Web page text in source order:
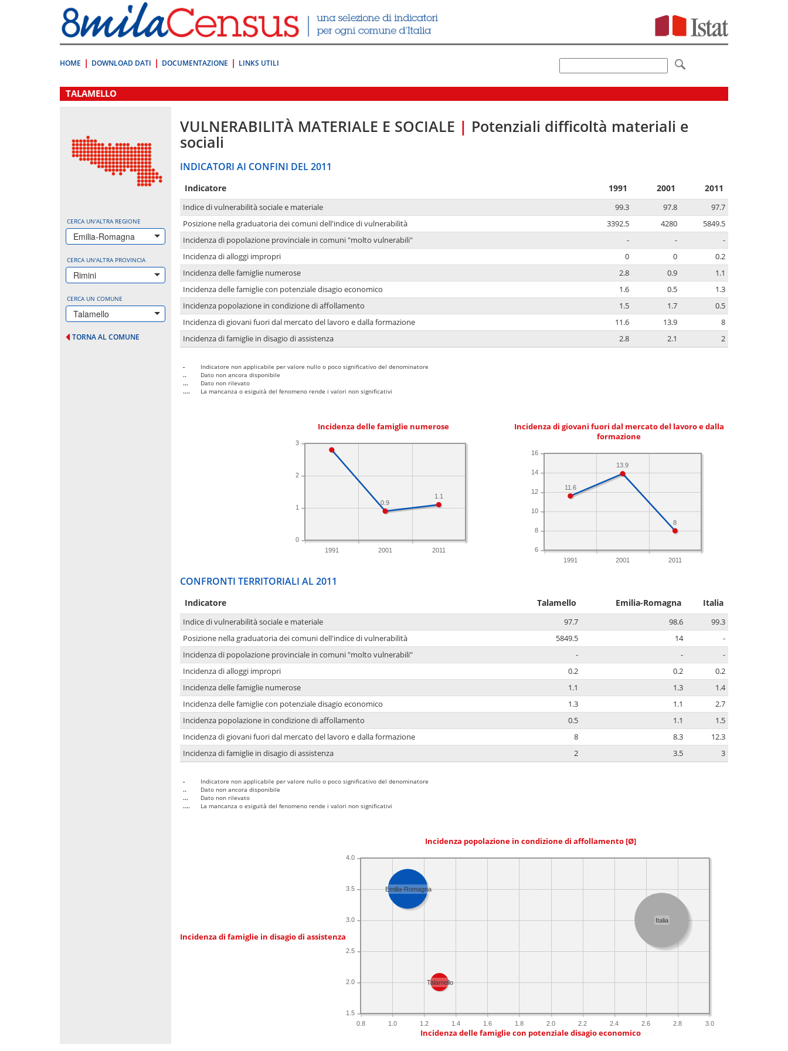
direttamente
a:
Contenuto
HOME DOWNLOAD DATI DOCUMENTAZIONE LINKS UTILI
.
TALAMELLO
CERCA UN'ALTRA REGIONE
Emilia-Romagna
CERCA UN'ALTRA PROVINCIA
Rimini
CERCA UN COMUNE
Talamello
TORNA AL COMUNE
VULNERABILITÀ MATERIALE E SOCIALE | Potenziali difficoltà materiali e
sociali
INDICATORI AI CONFINI DEL 2011
Indicatore 1991 2001 2011
Indice di vulnerabilità sociale e materiale 99.3 97.8
97.7
Posizione nella graduatoria dei comuni dell'indice di vulnerabilità
3392.5 4280
5849.5
Incidenza di popolazione provinciale in comuni "molto vulnerabili"
- -
-
Incidenza di alloggi impropri
0 0
0.2
Incidenza delle famiglie numerose
2.8 0.9
1.1
Incidenza delle famiglie con potenziale disagio economico
1.6 0.5
1.3
Incidenza popolazione in condizione di affollamento
1.5 1.7
0.5
Incidenza di giovani fuori dal mercato del lavoro e dalla formazione
11.6 13.9
8
Incidenza di famiglie in disagio di assistenza
2.8 2.1 2
-
Indicatore non applicabile per valore nullo o poco significativo del denominatore
..
Dato non ancora disponibile
...
Dato non rilevato
....
La mancanza o esiguità del fenomeno rende i valori non significativi
Incidenza delle famiglie numerose
1991 2001 2011
0
1
2
3
1.1
0.9
Incidenza di giovani fuori dal mercato del lavoro e dalla
formazione
1991 2001 2011
6
8
10
12
14
16
8
13.9
11.6
CONFRONTI TERRITORIALI AL 2011
Indicatore Talamello Emilia-Romagna Italia
Indice di vulnerabilità sociale e materiale 97.7 98.6
99.3
Posizione nella graduatoria dei comuni dell'indice di vulnerabilità
5849.5 14
-
Incidenza di popolazione provinciale in comuni "molto vulnerabili"
- -
-
Incidenza di alloggi impropri
0.2 0.2
0.2
Incidenza delle famiglie numerose
1.1 1.3
1.4
Incidenza delle famiglie con potenziale disagio economico
1.3 1.1
2.7
Incidenza popolazione in condizione di affollamento
0.5 1.1
1.5
Incidenza di giovani fuori dal mercato del lavoro e dalla formazione
8 8.3
12.3
Incidenza di famiglie in disagio di assistenza
2 3.5 3
-
Indicatore non applicabile per valore nullo o poco significativo del denominatore
..
Dato non ancora disponibile
...
Dato non rilevato
....
La mancanza o esiguità del fenomeno rende i valori non significativi
Incidenza popolazione in condizione di affollamento [Ø]
Incidenza di famiglie in disagio di assistenza
0.8 1.0 1.2 1.4 1.6 1.8 2.0 2.2 2.4 2.6 2.8 3.0
1.5
2.0
2.5
3.0
3.5
4.0
Italia
Emilia-Romagna
Talamello
Incidenza delle famiglie con potenziale disagio economico